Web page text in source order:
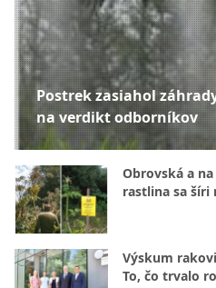
Postrek zasiahol
na verdikt odborníkov
Obrovská a
rastlina sa šíri
Výskum
To, čo trvalo